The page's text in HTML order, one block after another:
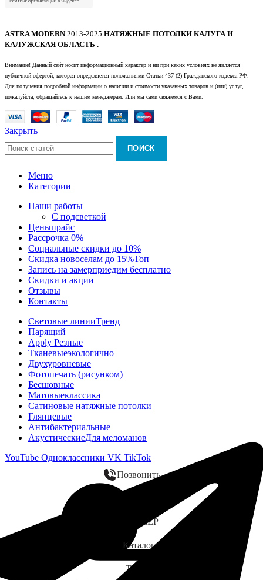
ASTRA MODERN2013-2025 НАТЯЖНЫЕ ПОТОЛКИ КАЛУГА И
КАЛУЖСКАЯ ОБЛАСТЬ .
Внимание! Данный сайт носит информационный характер и ни при каких условиях не является
публичной офертой, которая определяется положениями Статьи 437 (2) Гражданского кодекса РФ.
Для получения подробной информации о наличии и стоимости указанных товаров и (или) услуг,
пожалуйста, обращайтесь к нашим менеджерам. Или мы сами свяжемся с Вами.
Закрыть
ПОИСК
Меню
Категории
Наши работы
С подсветкой
Ценыпрайс
Рассрочка 0%
Социальные скидки до 10%
Скидка новоселам до 15%Топ
Запись на замерприедим бесплатно
Скидки и акции
Отзывы
Контакты
Световые линииТренд
Парящий
Apply Резные
Тканевыеэкологично
Двухуровневые
Фотопечать (рисунком)
Бесшовные
Матовыеклассика
Сатиновые натяжные потолки
Глянцевые
Антибактериальные
АкустическиеДля меломанов
YouTube Одноклассники VK TikTok
Позвонить
ЗАМЕР
Каталог
Telegram